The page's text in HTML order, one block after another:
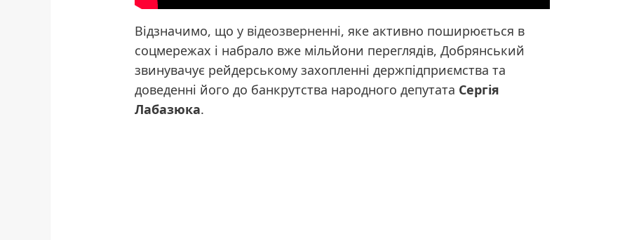
Відзначимо, щоу відеозверненні, яке активно поширюється в
соцмережах і набрало вже мільйони переглядів, Добрянський
звинувачує рейдерському захопленні держпідприємства та
доведенні його до банкрутства народного депутата Сергія
Лабазюка.